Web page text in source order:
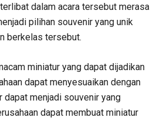
dalam acara tersebut merasa
pilihan souvenir yang unik
berkelas tersebut.
miniatur yang dapat dijadikan
dapat menyesuaikan dengan
dapat menjadi souvenir yang
dapat membuat miniatur